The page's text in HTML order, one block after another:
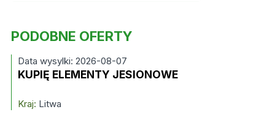
PODOBNE OFERTY
Data wysylki: 2026-08-07
KUPIĘ ELEMENTY JESIONOWE
Kraj: Litwa